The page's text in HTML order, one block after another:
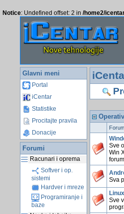
Notice: Undefined offset: 2 in /home2/
Glavni meni
Portal
iCentar
Statistike
Procitajte pravila
Donacije
Forumi
Racunari i oprema
Softver i op.
sistemi
Hardver i mreze
Programiranje i
baze
Sve
Win
Sva
Linux
Sve